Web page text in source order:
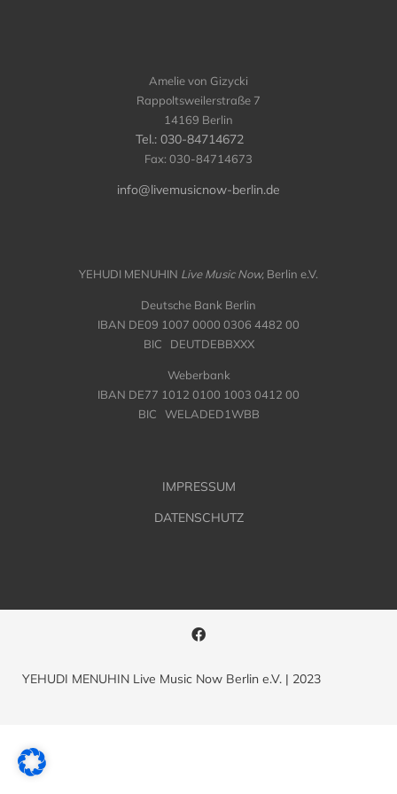
Amelie von Gizycki
Rappoltsweilerstraße 7
14169 Berlin
Tel.: 030-84714672
Fax: 030-84714673
info@livemusicnow-berlin.de
YEHUDI MENUHIN Live Music Now, Berlin e.V.
Deutsche Bank Berlin
IBAN DE09 1007 0000 0306 4482 00
BIC DEUTDEBBXXX
Weberbank
IBAN DE77 1012 0100 1003 0412 00
BIC WELADED1WBB
IMPRESSUM
DATENSCHUTZ
YEHUDI MENUHIN Live Music Now Berlin e.V. | 2023